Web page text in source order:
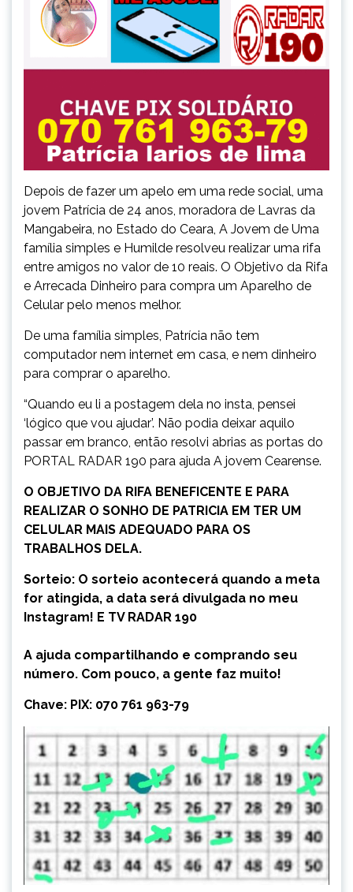
Depois de fazer um apelo em uma rede social, uma
jovem Patrícia de 24 anos, moradora de Lavras da
Mangabeira, no Estado do Ceara, A Jovem de Uma
família simples e Humilde resolveu realizar uma rifa
entre amigos no valor de 10 reais. O Objetivo da Rifa
e Arrecada Dinheiro para compra um Aparelho de
Celular pelo menos melhor.
De uma família simples, Patrícia não tem
computador nem internet em casa, e nem dinheiro
para comprar o aparelho.
“Quando eu li a postagem dela no insta, pensei
‘lógico que vou ajudar’. Não podia deixar aquilo
passar em branco, então resolvi abrias as portas do
PORTAL RADAR 190 para ajuda A jovem Cearense.
O OBJETIVO DA RIFA BENEFICENTE E PARA
REALIZAR O SONHO DE PATRICIA EM TER UM
CELULAR MAIS ADEQUADO PARA OS
TRABALHOS DELA.
Sorteio: O sorteio acontecerá quando a meta
for atingida, a data será divulgada no meu
Instagram! E TV RADAR 190
A ajuda compartilhando e comprando seu
número. Com pouco, a gente faz muito!
Chave: PIX: 070 761 963-79